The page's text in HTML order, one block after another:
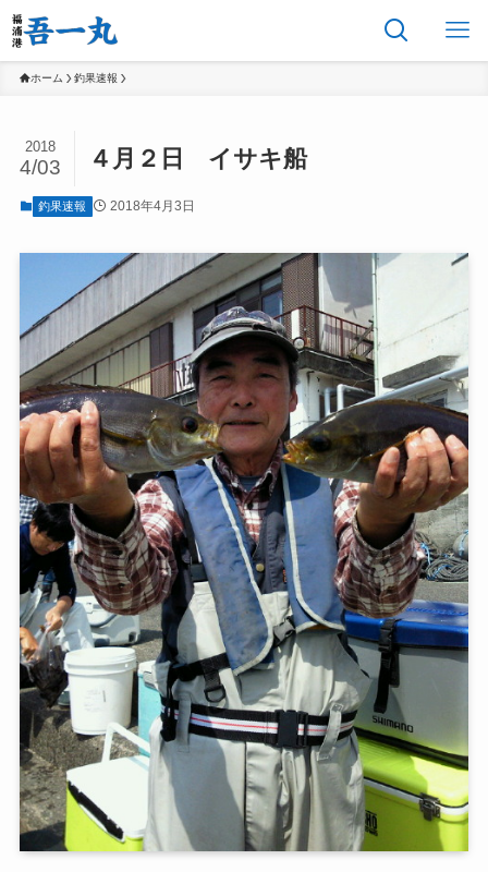
ホーム 釣果速報
４月２日 イサキ船
2018
4/03
釣果速報 2018年4月3日